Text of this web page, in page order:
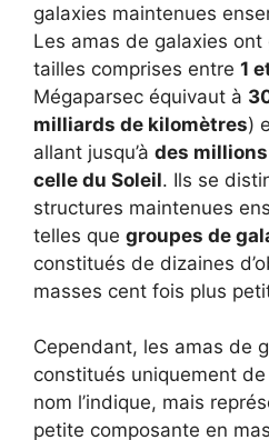
galaxies maintenues
Les amas de galaxies
tailles comprises entre 1
Mégaparsec équivaut à
milliards de kilomètres)
allant jusqu’à des
celle du Soleil. Ils se
structures maintenues
telles que groupes de
constitués de dizaines
masses cent fois plus
Cependant, les amas de
constitués uniquement
nom l’indique, mais
petite composante en